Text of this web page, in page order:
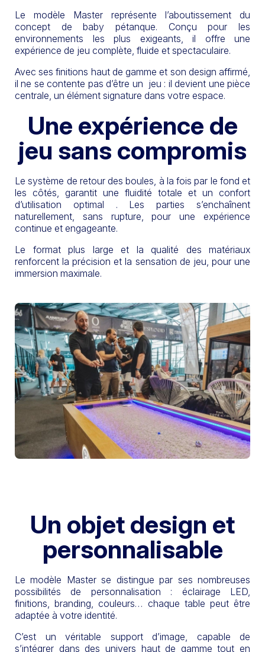
Le modèle Master représente l’aboutissement du
concept de baby pétanque. Conçu pour les
environnements les plus exigeants, il offre une
expérience de jeu complète, fluide et spectaculaire.
Avec ses finitions haut de gamme et son design affirmé,
il ne se contente pas d’être un jeu : il devient une pièce
centrale, un élément signature dans votre espace.
Une expérience de
jeu sans compromis
Le système de retour des boules, à la fois par le fond et
les côtés, garantit une fluidité totale et un confort
d’utilisation optimal . Les parties s’enchaînent
naturellement, sans rupture, pour une expérience
continue et engageante.
Le format plus large et la qualité des matériaux
renforcent la précision et la sensation de jeu, pour une
immersion maximale.
Un objet design et
personnalisable
Le modèle Master se distingue par ses nombreuses
possibilités de personnalisation : éclairage LED,
finitions, branding, couleurs… chaque table peut être
adaptée à votre identité.
C’est un véritable support d’image, capable de
s’intégrer dans des univers haut de gamme tout en